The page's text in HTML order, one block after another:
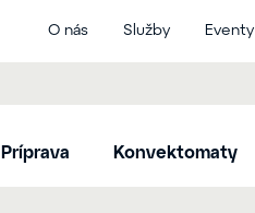
O nás Služby Eventy
Príprava Konvektomaty